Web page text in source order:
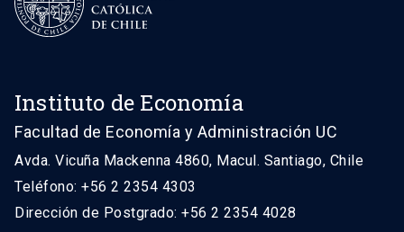
Instituto de Economía
Facultad de Economía y Administración UC
Avda. Vicuña Mackenna 4860, Macul. Santiago, Chile
Teléfono: +56 2 2354 4303
Dirección de Postgrado: +56 2 2354 4028